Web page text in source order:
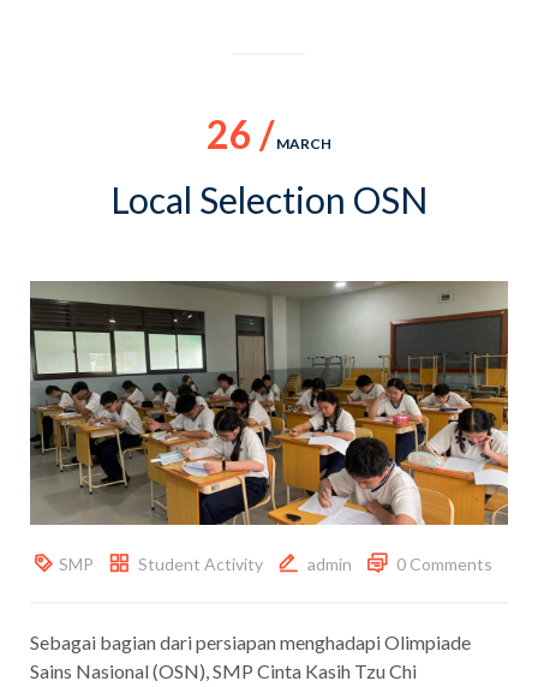
26 / MARCH
Local Selection OSN
SMP Student Activity admin 0 Comments
Sebagai bagian dari persiapan menghadapi Olimpiade
Sains Nasional (OSN), SMP Cinta Kasih Tzu Chi